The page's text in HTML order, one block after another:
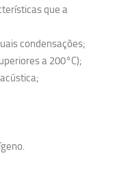
que a
condensações;
a 200°C);